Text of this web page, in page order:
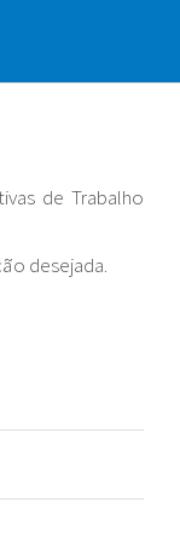
de Trabalho
desejada.